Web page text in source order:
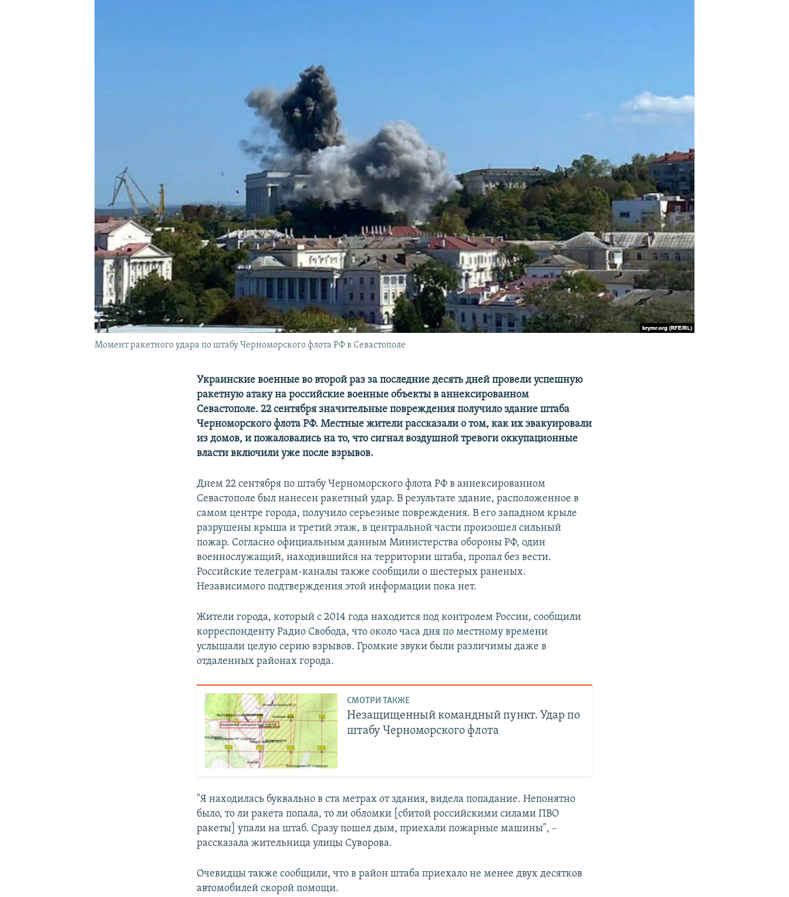
Момент ракетного удара по штабу Черноморского флота РФ в Севастополе
Украинские военные во второй раз за последние десять дней провели успешную
ракетную атаку на российские военные объекты в аннексированном
Севастополе. 22 сентября значительные повреждения получило здание штаба
Черноморского флота РФ. Местные жители рассказали о том, как их эвакуировали
из домов, и пожаловались на то, что сигнал воздушной тревоги оккупационные
власти включили уже после взрывов.
Днем 22 сентября по штабу Черноморского флота РФ в аннексированном
Севастополе был нанесен ракетный удар. В результате здание, расположенное в
самом центре города, получило серьезные повреждения. В его западном крыле
разрушены крыша и третий этаж, в центральной части произошел сильный
пожар. Согласно официальным данным Министерства обороны РФ, один
военнослужащий, находившийся на территории штаба, пропал без вести.
Российские телеграм-каналы также сообщили о шестерых раненых.
Независимого подтверждения этой информации пока нет.
Жители города, который с 2014 года находится под контролем России, сообщили
корреспонденту Радио Свобода, что около часа дня по местному времени
услышали целую серию взрывов. Громкие звуки были различимы даже в
отдаленных районах города.
СМОТРИ ТАКЖЕ
Незащищенный командный пункт. Удар по
штабу Черноморского флота
"Я находилась буквально в ста метрах от здания, видела попадание. Непонятно
было, то ли ракета попала, то ли обломки [сбитой российскими силами ПВО
ракеты] упали на штаб. Сразу пошел дым, приехали пожарные машины", –
рассказала жительница улицы Суворова.
Очевидцы также сообщили, что в район штаба приехало не менее двух десятков
автомобилей скорой помощи.